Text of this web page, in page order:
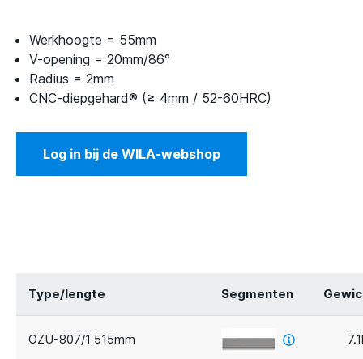
Werkhoogte = 55mm
V-opening = 20mm/86°
Radius = 2mm
CNC-diepgehard® (≥ 4mm / 52-60HRC)
Log in bij de WILA-webshop
Type/lengte Segmenten
OZU-807/1 515mm